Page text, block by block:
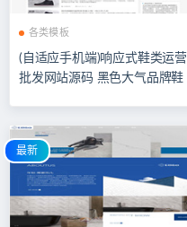
各类模板
(自适应手机端)响应式鞋类运营
批发网站源码 黑色大气品牌鞋
最新